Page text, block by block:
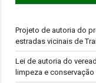
Projeto de autoria do
estradas vicinais de
Lei de autoria do
limpeza e